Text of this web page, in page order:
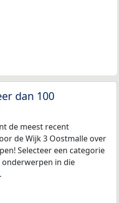
dan 100
de meest recent
de Wijk 3 Oostmalle over
Selecteer een categorie
in die